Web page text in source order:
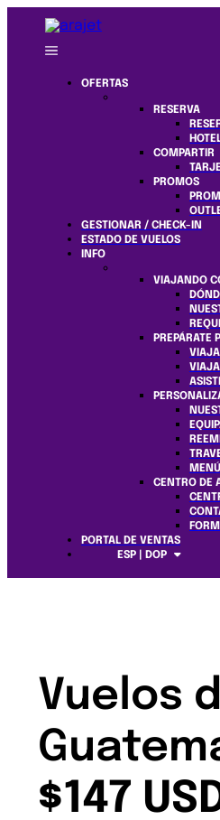
OFERTAS
RESERVA
COMPARTIR
PROMOS
GESTIONAR / CHECK-IN
ESTADO DE VUELOS
INFO
VIAJANDO
PREPÁRATE
CENTRO DE
PORTAL DE VENTAS
ESP | DOP
Vuelos
$147